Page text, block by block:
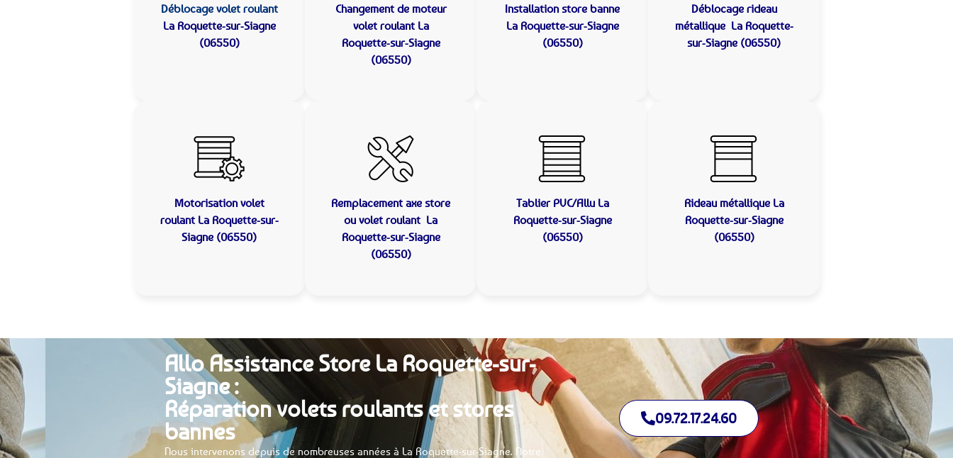
Déblocage volet roulant
La Roquette-sur-Siagne
(06550)
Changement de moteur
volet roulant La
Roquette-sur-Siagne
(06550)
Installation store banne
La Roquette-sur-Siagne
(06550)
Déblocage rideau
métallique La Roquette-
sur-Siagne (06550)
Motorisation volet
roulant La Roquette-sur-
Siagne (06550)
Remplacement axe store
ou volet roulant La
Roquette-sur-Siagne
(06550)
Tablier PVC/Allu La
Roquette-sur-Siagne
(06550)
Rideau métallique La
Roquette-sur-Siagne
(06550)
Allo Assistance Store La Roquette-sur-
Siagne :
Réparation volets roulants et stores
bannes
Nous intervenons depuis de nombreuses années à La Roquette-sur-Siagne. Notre
09.72.17.24.60